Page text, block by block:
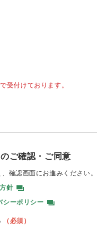
受付けております。
ご確認・ご同意
確認画面にお進みください。
針
シーポリシー
（必須）